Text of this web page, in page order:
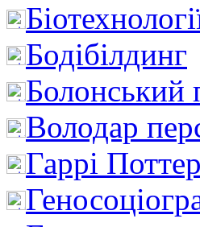
Бодібілдинг
Болонський
Володар
Гаррі Поттер